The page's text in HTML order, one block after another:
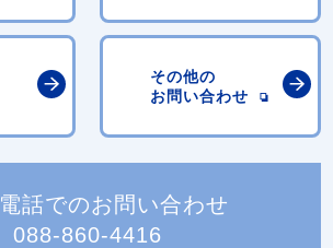
その他の
お問い合わせ
電話でのお問い合わせ
088-860-4416